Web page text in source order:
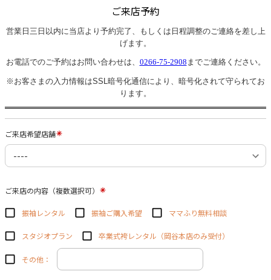
ご来店予約
営業日三日以内に当店より予約完了、
もしくは日程調整のご連絡を差し上
げます。
お電話でのご予約はお問い合わせは、 0266-75-2908 までご連絡ください。
※ お客さまの入力情報はSSL暗号化通信により、暗号化されて守られてお
ります。
ご来店希望店舗
ご来店の内容（複数選択可）
振袖レンタル 振袖ご購入希望 ママふり無料相談
スタジオプラン 卒業式袴レンタル（岡谷本店のみ受付）
その他：